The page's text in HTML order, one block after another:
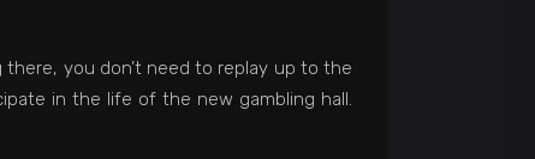
you don’t need to replay up to the
in the life of the new gambling hall.